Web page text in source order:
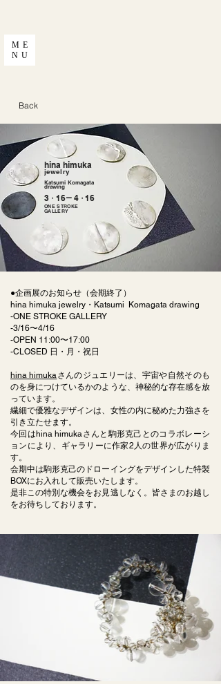
ME
NU
Back
hina himuka
jewelry
Katsumi Komagata
drawing
3・ 16 4・16
ONE STROKE
GALLERY
●企画展のお知らせ（会期終了）
hina himuka jewelry・Katsumi Komagata drawing
-ONE STROKE GALLERY
-3/16〜4/16
-OPEN 11:00〜17:00
-CLOSED 日・月・祝日
hina himukaさんのジュエリーは、宇宙や自然そのも
のを身につけているかのような、神秘的な存在感を放
っています。
繊細で優雅なデザインは、女性の内に秘めた力強さを
引き立たせます。
今回はhina himukaさんと駒形克己とのコラボレーシ
ョンにより、ギャラリーに作家2人の世界が広がりま
す。
会期中は駒形克己のドローイングをデザインした特製
BOXにお入れして販売いたします。
是非この特別な機会をお見逃しなく。皆さまのお越し
をお待ちしております。